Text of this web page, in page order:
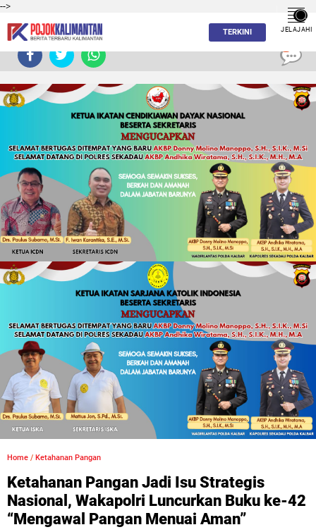
-->
TERKINI JELAJAHI
Home / Ketahanan Pangan
Ketahanan Pangan Jadi Isu Strategis
Nasional, Wakapolri Luncurkan Buku ke-42
“Mengawal Pangan Menuai Aman”